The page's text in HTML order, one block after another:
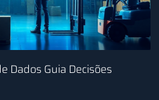
Dados Guia Decisões